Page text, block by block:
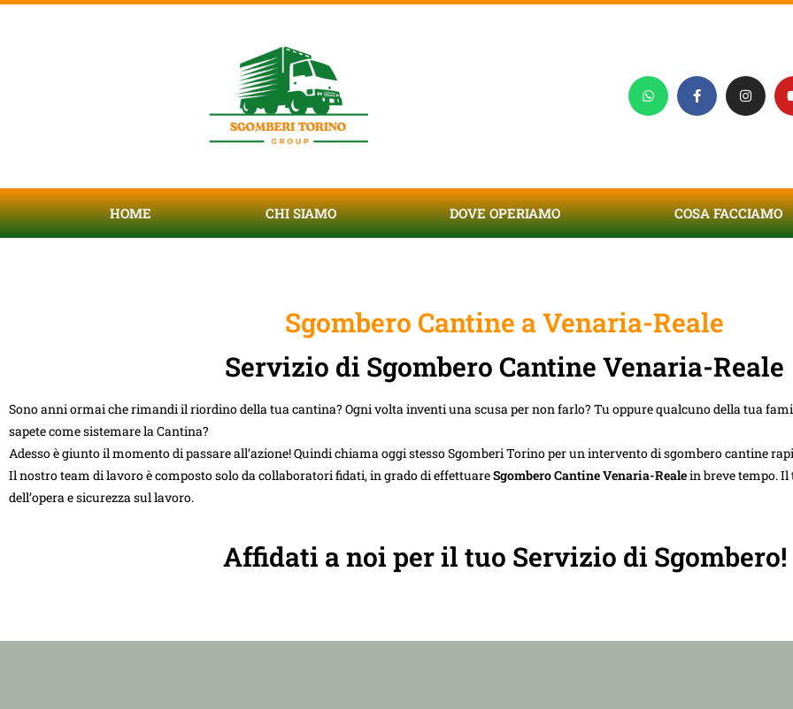
HOME CHI SIAMO DOVE OPERIAMO COSA FACCIAMO
Sgombero Cantine a Venaria-Reale
Servizio di Sgombero Cantine Venaria-Reale
Sono anni ormai che rimandi il riordino della tua cantina? Ogni volta inventi una scusa per non farlo? Tu oppure qualcuno della tua
sapete come sistemare la Cantina?
Adesso è giunto il momento di passare all’azione! Quindi chiama oggi stesso Sgomberi Torino per un intervento di sgombero cantine
Il nostro team di lavoro è composto solo da collaboratori fidati, in grado di effettuareSgombero Cantine Venaria-Realein breve tempo.
dell’opera e sicurezza sul lavoro.
Affidati a noi per il tuo Servizio di Sgombero!